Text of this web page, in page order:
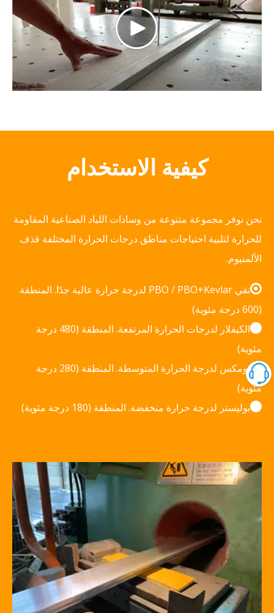
كيفية الاستخدام
نحن نوفر مجموعة متنوعة من وسادات اللباد الصناعية المقاومة
للحرارة لتلبية احتياجات مناطق درجات الحرارة المختلفة قذف
الألمنيوم.
نقي
PBO / PBO+Kevlar لدرجة حرارة عالية جدًا. المنطقة
(600 درجة مئوية)

الكيفلار لدرجات الحرارة المرتفعة. المنطقة (480 درجة
مئوية)

نومكس لدرجة الحرارة المتوسطة. المنطقة (280 درجة
مئوية)
بوليستر لدرجة حرارة منخفضة. المنطقة (180 درجة مئوية)